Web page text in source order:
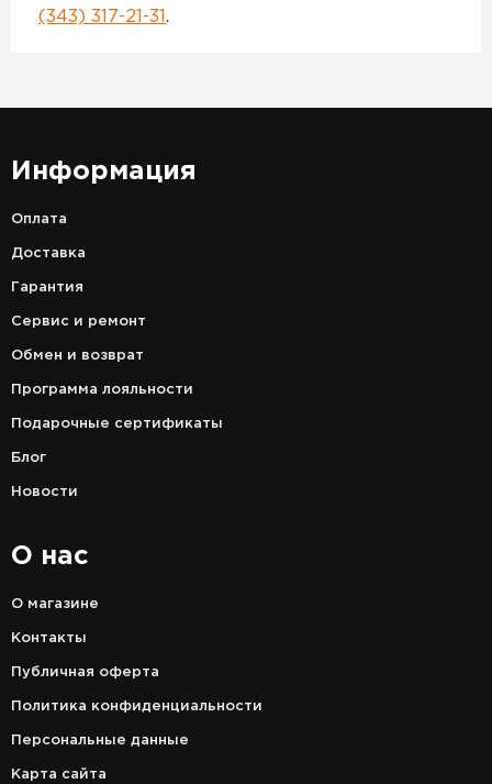
(343) 317-21-31 .
Информация
Оплата
Доставка
Гарантия
Сервис и ремонт
Обмен и возврат
Программа лояльности
Подарочные сертификаты
Блог
Новости
О нас
О магазине
Контакты
Публичная оферта
Политика конфиденциальности
Персональные данные
Карта сайта